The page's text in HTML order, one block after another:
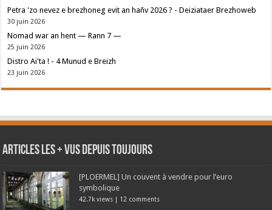
Petra 'zo nevez e brezhoneg evit an hañv 2026 ? - Deiziataer Brezhoweb
30 juin 2026
Nomad war an hent — Rann 7 —
25 juin 2026
Distro Ai'ta ! - 4 Munud e Breizh
23 juin 2026
Articles les + vus depuis toujours
[PLOERMEL] Un couvent à vendre pour l’euro
symbolique
42.7k views | 12 comments